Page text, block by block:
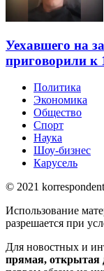
Уехавшего на
приговорили к
Политика
Экономика
Общество
Спорт
Наука
Шоу-бизнес
Карусель
© 2021
Использование
разрешается при
Для новостных и
прямая, открытая